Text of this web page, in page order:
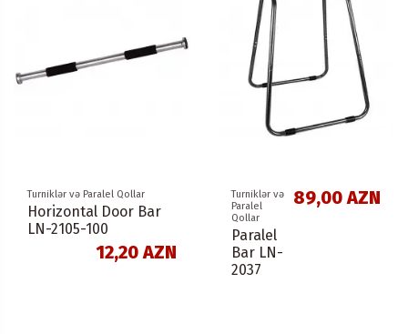
Turniklər və Paralel Qollar
Horizontal Door Bar
LN-2105-100
12,20 AZN
Turniklər və
Paralel
Qollar
Paralel
Bar LN-
2037
89,00 AZN